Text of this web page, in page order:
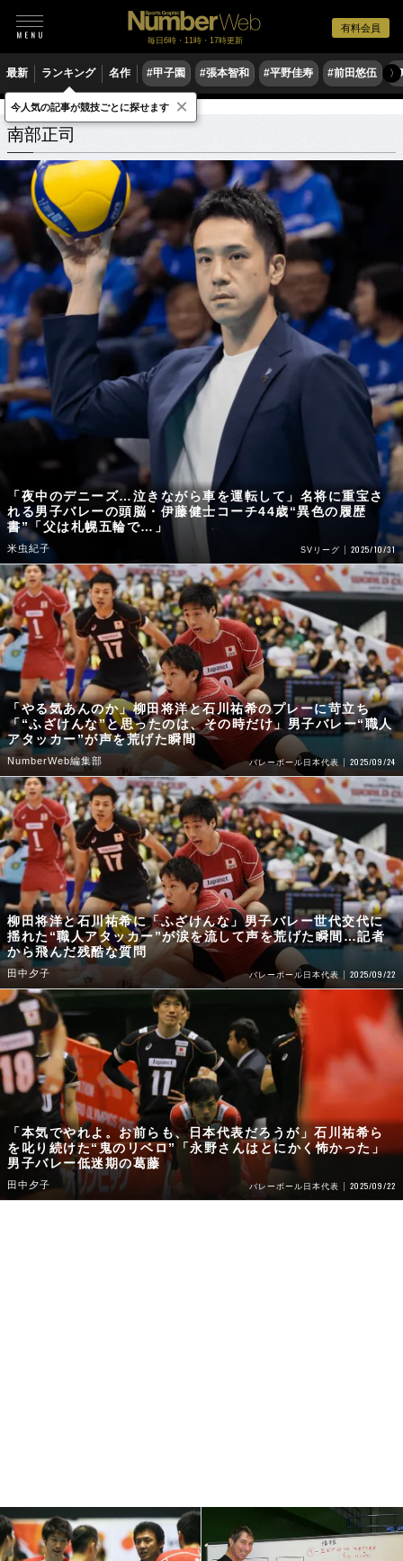
有料会員
毎日6時・11時・17時更新
最新 ランキング 名作 #甲子園 #張本智和 #平野佳寿 #前田悠伍 〉
南部正司 関連記事
南部正司
「夜中のデニーズ…泣きながら車を運転して」名将に重宝さ
れる男子バレーの頭脳・伊藤健士コーチ44歳“異色の履歴
書”「父は札幌五輪で…」
米虫紀子 SVリーグ 2025/10/31
「やる気あんのか」柳田将洋と石川祐希のプレーに苛立ち
「“ふざけんな”と思ったのは、その時だけ」男子バレー“職人
アタッカー”が声を荒げた瞬間
NumberWeb編集部 バレーボール日本代表 2025/09/24
柳田将洋と石川祐希に「ふざけんな」男子バレー世代交代に
揺れた“職人アタッカー”が涙を流して声を荒げた瞬間…記者
から飛んだ残酷な質問
田中夕子 バレーボール日本代表 2025/09/22
「本気でやれよ。お前らも、日本代表だろうが」石川祐希ら
を叱り続けた“鬼のリベロ”「永野さんはとにかく怖かった」
男子バレー低迷期の葛藤
田中夕子 バレーボール日本代表 2025/09/22
今人気の記事が競技ごとに探せます ×